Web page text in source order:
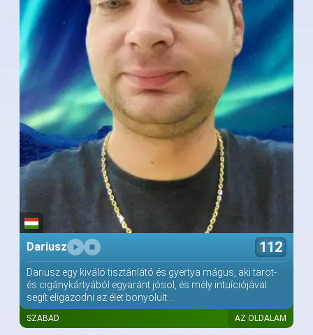
Dariusz 112
Dariusz egy kiváló tisztánlátó és gyertya mágus, aki tarot-
és cigánykártyából egyaránt jósol, és mély intuíciójával
segít eligazodni az élet bonyolult...
SZABAD AZ OLDALAM